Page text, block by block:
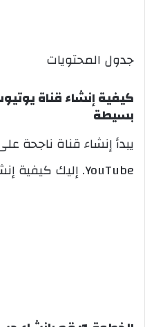
جدول المحتويات
بسيطة
YouTube. إليك كيفية إنشاء حسابك.